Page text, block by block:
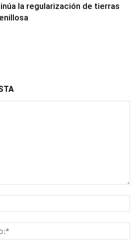
la regularización de tierras